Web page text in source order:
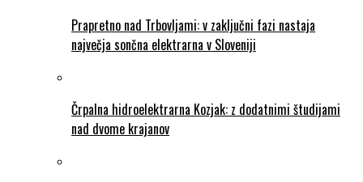
Prapretno nad Trbovljami: v zaključni fazi nastaja
največja sončna elektrarna v Sloveniji
Črpalna hidroelektrarna Kozjak: z dodatnimi študijami
nad dvome krajanov